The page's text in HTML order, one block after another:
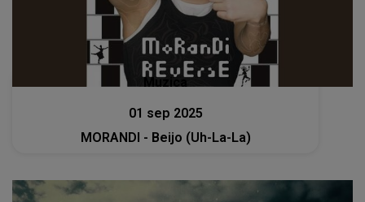
Muzica
01 sep 2025
MORANDI - Beijo (Uh-La-La)